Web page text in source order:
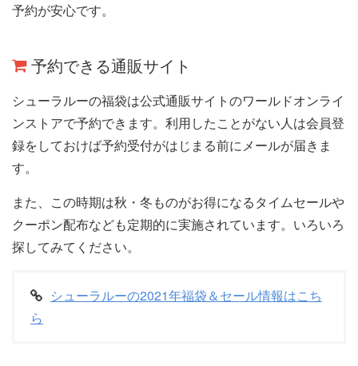
予約が安心です。
予約できる通販サイト
シューラルーの福袋は公式通販サイトのワールドオンライ
ンストアで予約できます。利用したことがない人は会員登
録をしておけば予約受付がはじまる前にメールが届きま
す。
また、この時期は秋・冬ものがお得になるタイムセールや
クーポン配布なども定期的に実施されています。いろいろ
探してみてください。
シューラルーの2021年福袋＆セール情報はこち
ら